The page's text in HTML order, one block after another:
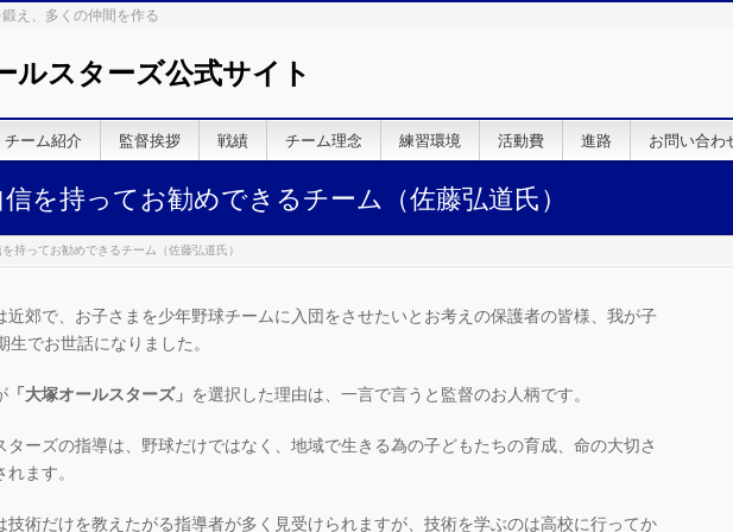
え、多くの仲間を作る
ルスターズ公式サイト
チーム紹介 監督挨拶 戦績 チーム理念 練習環境 活動費 進路 お問い合わ
を持ってお勧めできるチーム（佐藤弘道氏）
持ってお勧めできるチーム（佐藤弘道氏）
近郊で、お子さまを少年野球チームに入団をさせたいとお考えの保護者の皆様、我が子
生でお世話になりました。
「大塚オールスターズ」 を選択した理由は、一言で言うと監督のお人柄です。
ターズの指導は、野球だけではなく、地域で生きる為の子どもたちの育成、命の大切さ
ます。
技術だけを教えたがる指導者が多く見受けられますが、技術を学ぶのは高校に行ってか